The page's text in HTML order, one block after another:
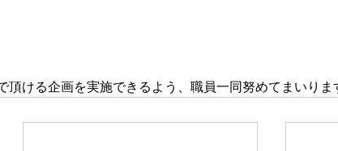
頂ける企画を実施できるよう、職員一同努めてまいりま